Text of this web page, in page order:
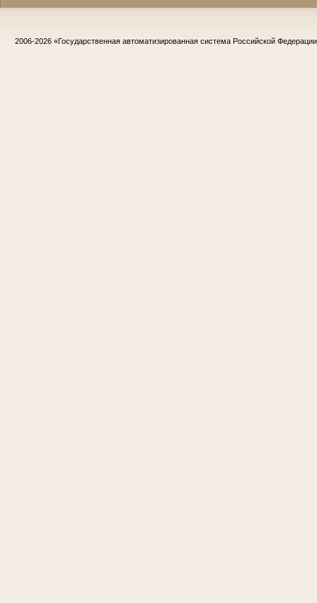
2006-2026 «Государственная автоматизированная система Российской